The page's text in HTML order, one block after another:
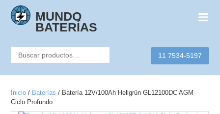
content
MUNDO
BATERÍAS
Buscar
11 7534-5197
Inicio / Baterías / Batería 12V/100Ah Hellgrün GL12100DC AGM
Ciclo Profundo